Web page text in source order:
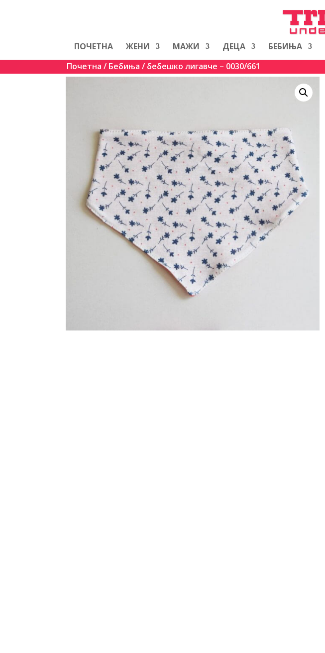
ПОЧЕТНА ЖЕНИ МАЖИ ДЕЦА БЕБИЊА
Почетна / Бебиња / бебешко лигавче – 0030/661